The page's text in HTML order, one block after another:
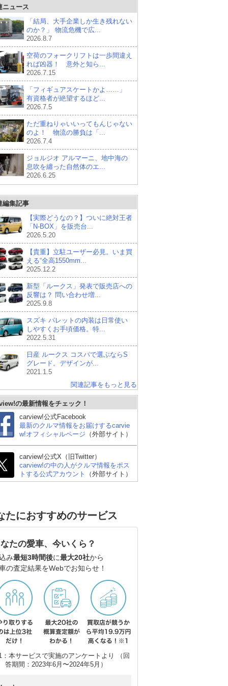
ニュース
「結局、大手企業しか生き残れない
のか？」 物流危機で広...
2026.8.7
空荷のフォークリフトは一歩間違え
れば凶器！ 意外と知ら...
2026.7.15
「フィギュアスケートかよ……」
有資格者が絶望するほど...
2026.7.5
ただ重ねりゃいいってもんじゃない
のよ！ 物流の勝負は「...
2026.7.4
ジョルジオ アルマーニ、地中海の
息吹を纏った自然体のエ...
2026.6.25
編集記事
【実際どうなの？】ついに絶対王者
「N-BOX」を販売台...
2026.5.20
【貴重】立駐ユーザー必見。いま買
える“全高1550mm...
2025.12.2
新型「ルークス」発表で販売店への
反響は？ 問い合わせ増...
2025.9.8
スズキ パレットの内装は日常使い
しやすくお手頃価格。特...
2022.5.31
日産 ルークス コスパで選ぶならS
グレード。デザインが...
2021.1.5
関連記事をもっと見る
の最新情報をチェック！
carview!公式Facebook
最新のクルマ情報をお届けするcarvie
w!オフィシャルページ （外部サイト）
carview!公式X（旧Twitter）
carview!の中の人がクルマ情報をポス
トする公式アカウント
（外部サイト）
たにおすすめのサービス
たの愛車、今いくら？
み最短3時間後に最大20社から
の査定結果をWebでお知らせ！
本サービスで実施のアンケートより （回
答期間：2023年6月〜2024年5月）